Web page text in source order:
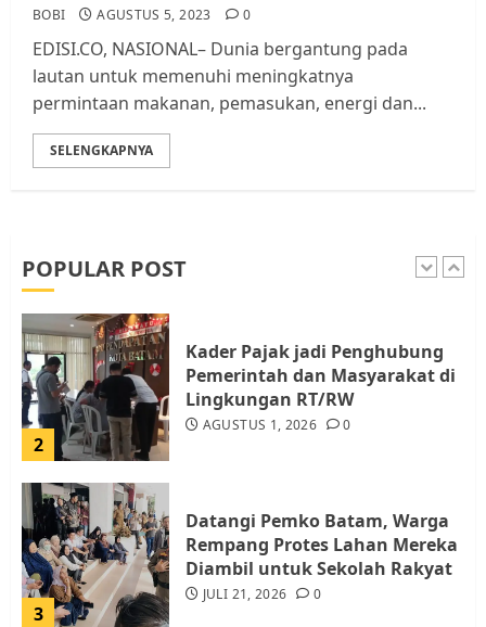
BOBI AGUSTUS 5, 2023 0
EDISI.CO, NASIONAL– Dunia bergantung pada
lautan untuk memenuhi meningkatnya
permintaan makanan, pemasukan, energi dan...
SELENGKAPNYA
POPULAR POST
5
Tim Advokasi Desak BP Batam
Berhenti Merampas Tanah
Warga Rempang
JULI 15, 2026 0
1
2
Kader Pajak jadi Penghubung
Pemerintah dan Masyarakat di
Lingkungan RT/RW
AGUSTUS 1, 2026 0
3
Datangi Pemko Batam, Warga
Rempang Protes Lahan Mereka
Diambil untuk Sekolah Rakyat
JULI 21, 2026 0